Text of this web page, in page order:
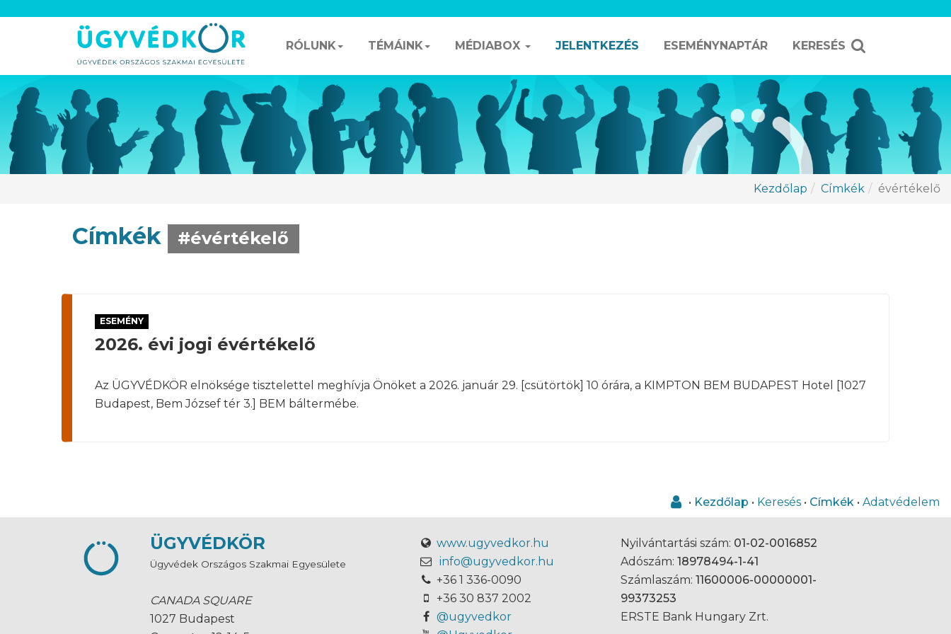
RÓLUNK TÉMÁINK MÉDIABOX JELENTKEZÉS ESEMÉNYNAPTÁR KERESÉS
Kezdőlap Címkék évértékelő
Címkék #évértékelő
ESEMÉNY
2026. évi jogi évértékelő
Az ÜGYVÉDKÖR elnöksége tisztelettel meghívja Önöket a 2026. január 29. [csütörtök] 10 órára, a KIMPTON BEM BUDAPEST Hotel [1027
Budapest, Bem József tér 3.] BEM báltermébe.
• Kezdőlap • Keresés • Címkék • Adatvédelem
ÜGYVÉDKÖR
Ügyvédek Országos Szakmai Egyesülete
CANADA SQUARE
1027 Budapest
www.ugyvedkor.hu
info@ugyvedkor.hu
+36 1 336-0090
+36 30 837 2002
@ugyvedkor
Nyilvántartási szám: 01-02-0016852
Adószám: 18978494-1-41
Számlaszám: 11600006-00000001-
99373253
ERSTE Bank Hungary Zrt.